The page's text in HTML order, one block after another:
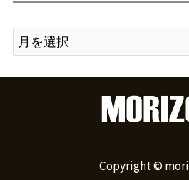
Copyright ©